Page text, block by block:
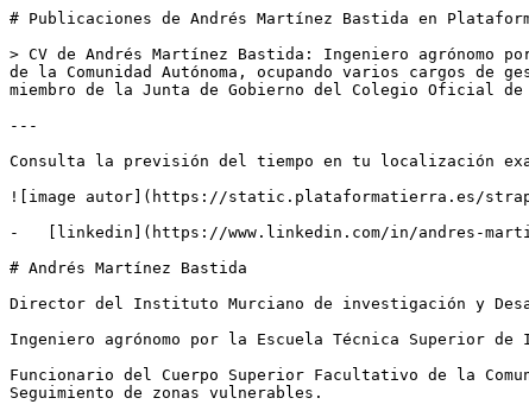
# Publicaciones de Andrés Martínez Bastida en
> CV de Andrés Martínez Bastida: Ingeniero agrónomo
de la Comunidad Autónoma, ocupando varios cargos
miembro de la Junta de Gobierno del Colegio Oficial de
---
Consulta la previsión del tiempo en tu localización
![image autor](https://static.plataformatierra.es/strapi-
-   [linkedin](https://www.linkedin.com/in/andres-
# Andrés Martínez Bastida
Director del Instituto Murciano de investigación y
Ingeniero agrónomo por la Escuela Técnica Superior de
Funcionario del Cuerpo Superior Facultativo de la
Seguimiento de zonas vulnerables.